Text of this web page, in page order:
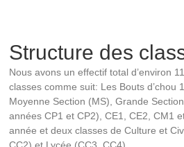
Structure des
Nous avons un effectif total d’environ
classes comme suit: Les Bouts d’chou
Moyenne Section (MS), Grande
années CP1 et CP2), CE1, CE2, CM1
année et deux classes de Culture et